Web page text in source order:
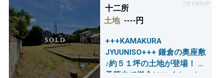
7月19日UP
十二所
土地 ----円
+++KAMAKURA
JYUUNISO+++ 鎌倉の奥座敷
♪約５１坪の土地が登場！ ご
予算内で鎌倉にマイホーム